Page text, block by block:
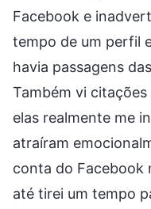
Facebook e
tempo de um perfil
havia passagens
Também vi
elas realmente me
atraíram
conta do Facebook
até tirei um tempo